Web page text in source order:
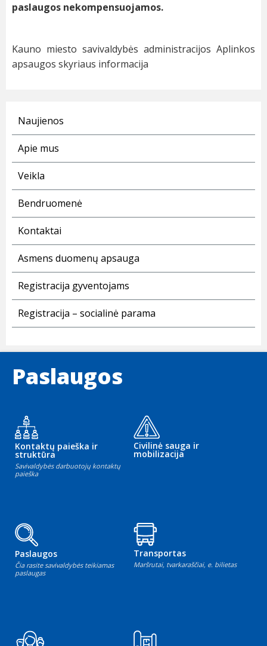
paslaugos nekompensuojamos.
Kauno miesto savivaldybės administracijos Aplinkos
apsaugos skyriaus informacija
Naujienos
Apie mus
Veikla
Bendruomenė
Kontaktai
Asmens duomenų apsauga
Registracija gyventojams
Registracija – socialinė parama
Paslaugos
Kontaktų paieška ir
struktūra
Savivaldybės darbuotojų kontaktų
paieška
Civilinė sauga ir
mobilizacija
Paslaugos
Čia rasite savivaldybės teikiamas
paslaugas
Transportas
Maršrutai, tvarkaraščiai, e. bilietas